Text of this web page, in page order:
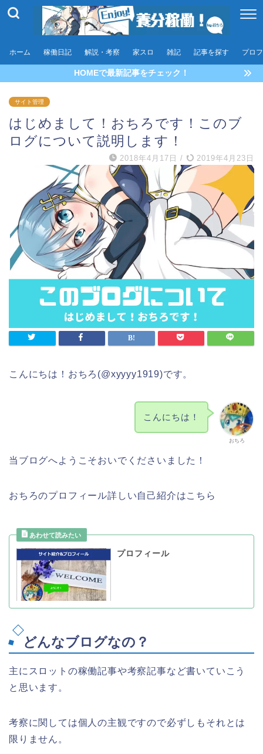
ホーム 稼働日記 解説・考察 家スロ 雑記 記事を探す プロ
HOMEで最新記事をチェック！
サイト管理
はじめまして！おちろです！このブ
ログについて説明します！
2018年4月17日 / 2019年4月23日
こんにちは！おちろ(@xyyyy1919)です。
おちろ
こんにちは！
当ブログへようこそおいでくださいました！
おちろのプロフィール詳しい自己紹介はこちら
プロフィール
どんなブログなの？
主にスロットの稼働記事や考察記事など書いていこう
と思います。
考察に関しては個人の主観ですので必ずしもそれとは
限りません。